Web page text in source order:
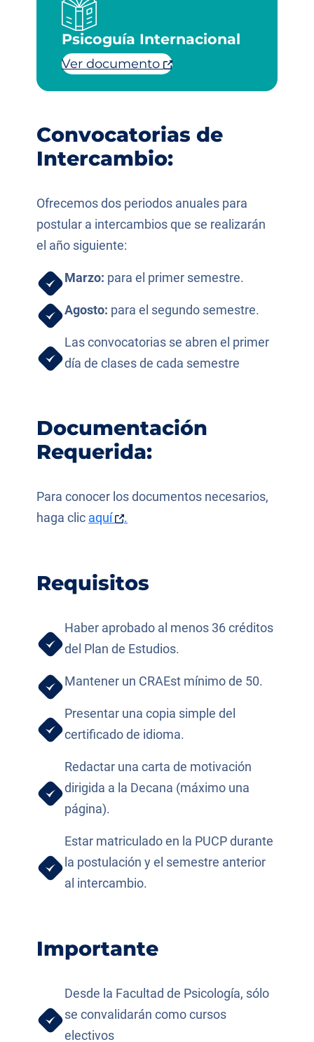
Psicoguía Internacional
Ver documento
Convocatorias de
Intercambio:
Ofrecemos dos periodos anuales para
postular a intercambios que se realizarán
el año siguiente:
Marzo: para el primer semestre.
Agosto: para el segundo semestre.
Las convocatorias se abren el primer
día de clases de cada semestre
Documentación
Requerida:
Para conocer los documentos necesarios,
haga clic aquí .
Requisitos
Haber aprobado al menos 36 créditos
del Plan de Estudios.
Mantener un CRAEst mínimo de 50.
Presentar una copia simple del
certificado de idioma.
Redactar una carta de motivación
dirigida a la Decana (máximo una
página).
Estar matriculado en la PUCP durante
la postulación y el semestre anterior
al intercambio.
Importante
Desde la Facultad de Psicología, sólo
se convalidarán como cursos
electivos